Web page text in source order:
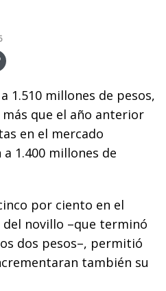
1.510 millones de pesos,
que el año anterior
en el mercado
1.400 millones de
por ciento en el
novillo –que terminó
dos pesos–, permitió
también su